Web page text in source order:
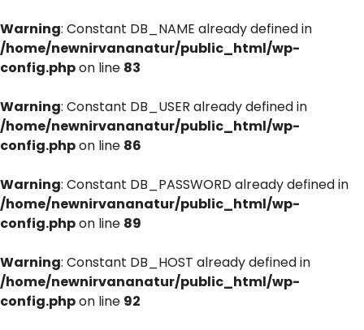
Warning: Constant DB_NAME already defined in
/home/newnirvananatur/public_html/wp-
config.phpon line 83
Warning: Constant DB_USER already defined in
/home/newnirvananatur/public_html/wp-
config.phpon line 86
Warning: Constant DB_PASSWORD already defined in
/home/newnirvananatur/public_html/wp-
config.phpon line 89
Warning: Constant DB_HOST already defined in
/home/newnirvananatur/public_html/wp-
config.phpon line 92